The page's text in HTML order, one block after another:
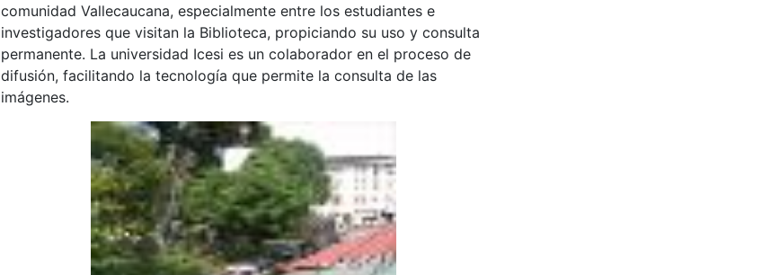
comunidad Vallecaucana, especialmente entre los estudiantes e
investigadores que visitan la Biblioteca, propiciando su uso y consulta
permanente. La universidad Icesi es un colaborador en el proceso de
difusión, facilitando la tecnología que permite la consulta de las
imágenes.